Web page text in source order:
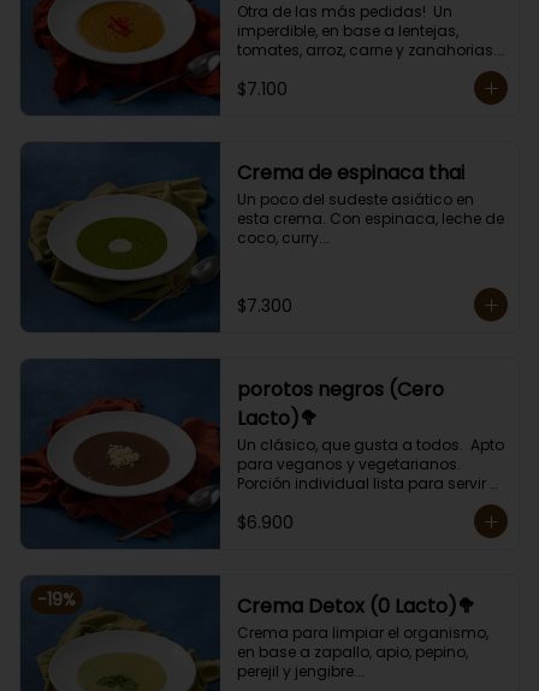
Otra de las más pedidas!  Un
imperdible, en base a lentejas,
tomates, arroz, carne y zanahorias.
Porción individual lista para servir
de 400 grs. Cero lactosa.
$7.100
Crema de espinaca thai
Un poco del sudeste asiático en
esta crema. Con espinaca, leche de
coco, curry.
de 400 grs.
$7.300
porotos negros (Cero
Lacto)🥦
Un clásico, que gusta a todos.  Apto
para veganos y vegetarianos.
Porción individual lista para servir
$6.900
-19% Crema Detox (0 Lacto)🥦
Crema para limpiar el organismo,
en base a zapallo, apio, pepino,
perejil y jengibre.